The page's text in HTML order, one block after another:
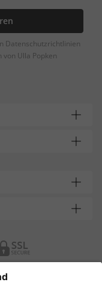
Datenschutzrichtlinien
Ulla Popken